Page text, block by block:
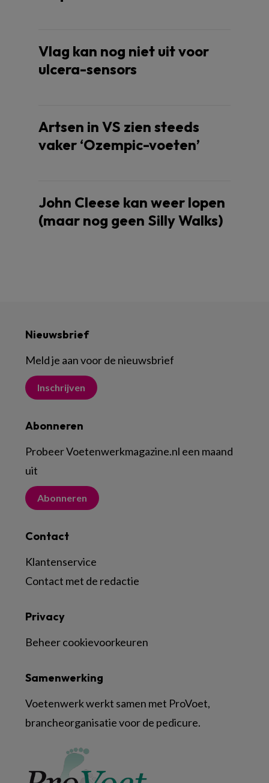
Vlag kan nog niet uit voor
ulcera-sensors
Artsen in VS zien steeds
vaker ‘Ozempic-voeten’
John Cleese kan weer lopen
(maar nog geen Silly Walks)
Nieuwsbrief
Meld je aan voor de nieuwsbrief
Inschrijven
Abonneren
Probeer Voetenwerkmagazine.nl een maand
uit
Abonneren
Contact
Klantenservice
Contact met de redactie
Samenwerking
Voetenwerk werkt samen met ProVoet,
brancheorganisatie voor de pedicure.
Privacy
Beheer cookievoorkeuren